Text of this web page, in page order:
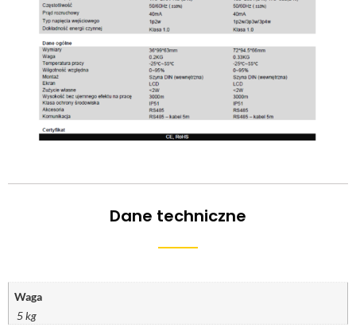
Dane techniczne
Waga
5 kg